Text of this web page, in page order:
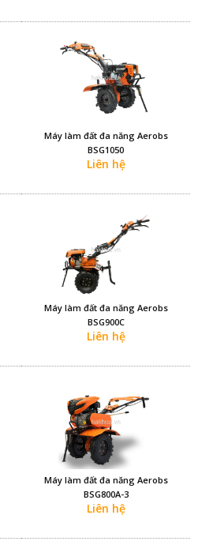
Máy làm đất đa năng Aerobs
BSG1050
Liên hệ
Máy làm đất đa năng Aerobs
BSG900C
Liên hệ
Máy làm đất đa năng Aerobs
BSG800A-3
Liên hệ